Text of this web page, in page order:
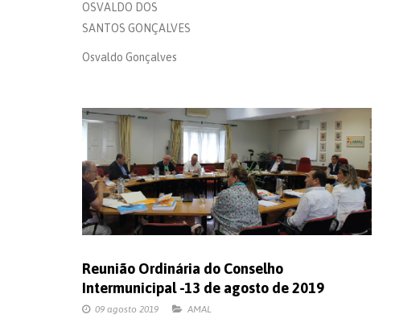
OSVALDO DOS
SANTOS GONÇALVES
Osvaldo Gonçalves
Reunião Ordinária do Conselho
Intermunicipal -13 de agosto de 2019
09 agosto 2019 AMAL